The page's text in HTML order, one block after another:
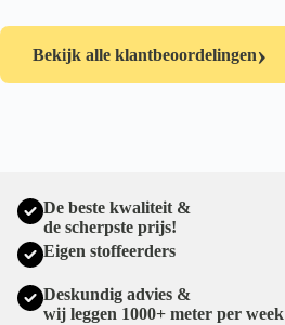
Bekijk alle klantbeoordelingen›
De beste kwaliteit &
de scherpste prijs!
Eigen stoffeerders
Deskundig advies &
wij leggen 1000+ meter per week